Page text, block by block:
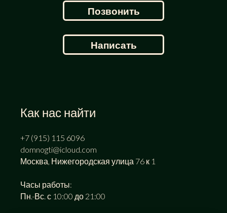
Написать
Позвонить
Как нас найти
+7 (915) 115 6096
domnogti@icloud.com
Москва, Нижегородская улица 76 к 1
Часы работы:
Пн.-Вс. с 10:00 до 21:00